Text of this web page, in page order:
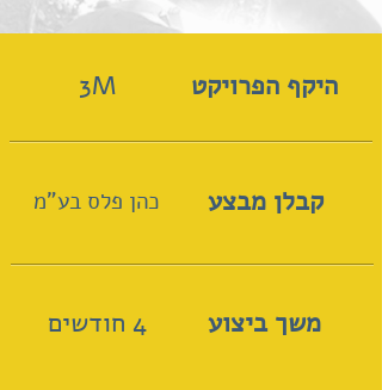
3M היקף הפרויקט
כהן פלס בע"מ קבלן מבצע
4 חודשים משך ביצוע